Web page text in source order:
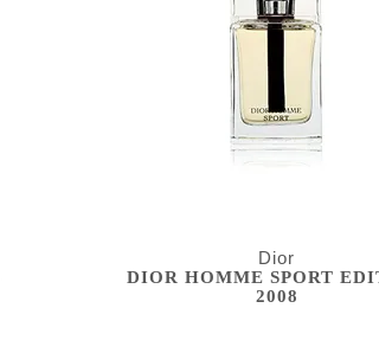
Dior
DIOR HOMME SPORT
2008